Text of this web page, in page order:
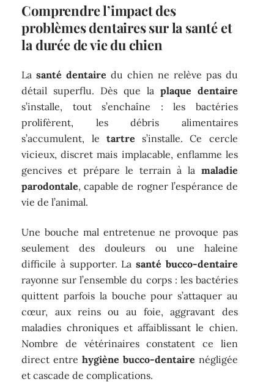
Comprendre l’impact des
problèmes dentaires sur la santé et
la durée de vie du chien
Lasanté dentaire du chien ne relève pas du
détail superflu. Dès que la plaque dentaire
s’installe, tout s’enchaîne : les bactéries
prolifèrent, les débris alimentaires
s’accumulent, le tartre s’installe. Ce cercle
vicieux, discret mais implacable, enflamme les
gencives et prépare le terrain à la maladie
parodontale, capable de rogner l’espérance de
vie de l’animal.
Une bouche mal entretenue ne provoque pas
seulement des douleurs ou une haleine
difficile à supporter. La santé bucco-dentaire
rayonne sur l’ensemble du corps : les bactéries
quittent parfois la bouche pour s’attaquer au
cœur, aux reins ou au foie, aggravant des
maladies chroniques et affaiblissant le chien.
Nombre de vétérinaires constatent ce lien
direct entre hygiène bucco-dentaire négligée
et cascade de complications.